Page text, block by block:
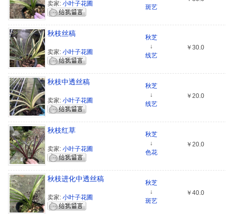
卖家: 小叶子花圃
斑艺
秋枝丝稿
卖家: 小叶子花圃
秋芝
↓
线艺
￥30.0
秋枝中透丝稿
卖家: 小叶子花圃
秋芝
↓
线艺
￥20.0
秋枝红草
卖家: 小叶子花圃
秋芝
↓
色花
￥20.0
秋枝进化中透丝稿
卖家: 小叶子花圃
秋芝
↓
斑艺
￥40.0